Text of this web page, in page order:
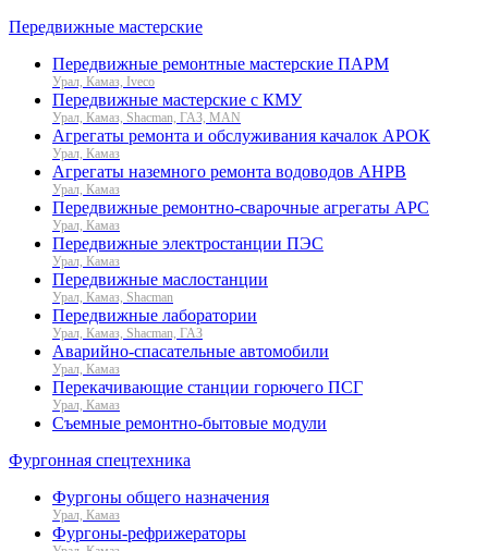
Передвижные мастерские
Передвижные ремонтные мастерские ПАРМ
Урал, Камаз, Iveco
Передвижные мастерские с КМУ
Урал, Камаз, Shacman, ГАЗ, MAN
Агрегаты ремонта и обслуживания качалок АРОК
Урал, Камаз
Агрегаты наземного ремонта водоводов АНРВ
Урал, Камаз
Передвижные ремонтно-сварочные агрегаты АРС
Урал, Камаз
Передвижные электростанции ПЭС
Урал, Камаз
Передвижные маслостанции
Урал, Камаз, Shacman
Передвижные лаборатории
Урал, Камаз, Shacman, ГАЗ
Аварийно-спасательные автомобили
Урал, Камаз
Перекачивающие станции горючего ПСГ
Урал, Камаз
Съемные ремонтно-бытовые модули
Фургонная спецтехника
Фургоны общего назначения
Урал, Камаз
Фургоны-рефрижераторы